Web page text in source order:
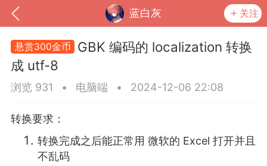
蓝白灰 关注
悬赏300金币
GBK 编码的 localization 转换
成 utf-8
浏览 931 • 电脑端 • 2024-12-06 22:08
转换要求：
转换完成之后能正常用 微软的 Excel 打开并且
不乱码